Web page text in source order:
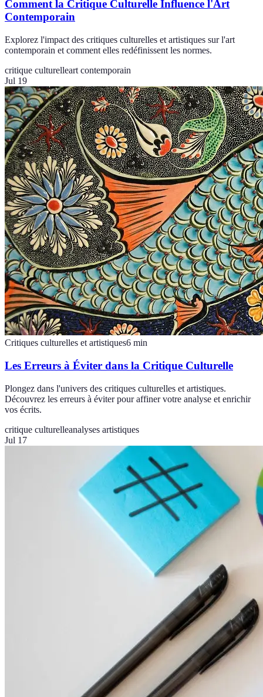
Comment la Critique Culturelle Influence l'Art
Contemporain
Explorez l'impact des critiques culturelles et artistiques sur l'art
contemporain et comment elles redéfinissent les normes.
critique culturelleart contemporain
Jul 19
Critiques culturelles et artistiques6 min
Les Erreurs à Éviter dans la Critique Culturelle
Plongez dans l'univers des critiques culturelles et artistiques.
Découvrez les erreurs à éviter pour affiner votre analyse et enrichir
vos écrits.
critique culturelleanalyses artistiques
Jul 17